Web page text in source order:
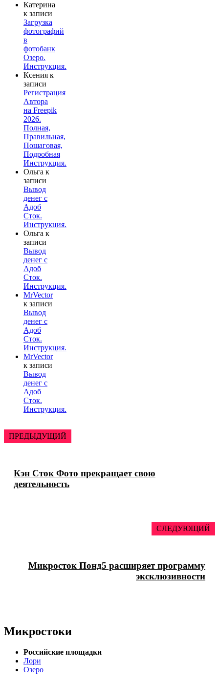
Катерина
к записи
Загрузка
фотографий
в
фотобанк
Озеро.
Инструкция.
Ксения к
записи
Регистрация
Автора
на Freepik
2026.
Полная,
Правильная,
Пошаговая,
Подробная
Инструкция.
Ольга к
записи
Вывод
денег с
Адоб
Сток.
Инструкция.
Ольга к
записи
Вывод
денег с
Адоб
Сток.
Инструкция.
MrVector
к записи
Вывод
денег с
Адоб
Сток.
Инструкция.
MrVector
к записи
Вывод
денег с
Адоб
Сток.
Инструкция.
ПРЕДЫДУЩИЙ
Кэн Сток Фото прекращает свою
деятельность
СЛЕДУЮЩИЙ
Микросток Понд5 расширяет программу
эксклюзивности
Микростоки
Российские площадки
Лори
Озеро